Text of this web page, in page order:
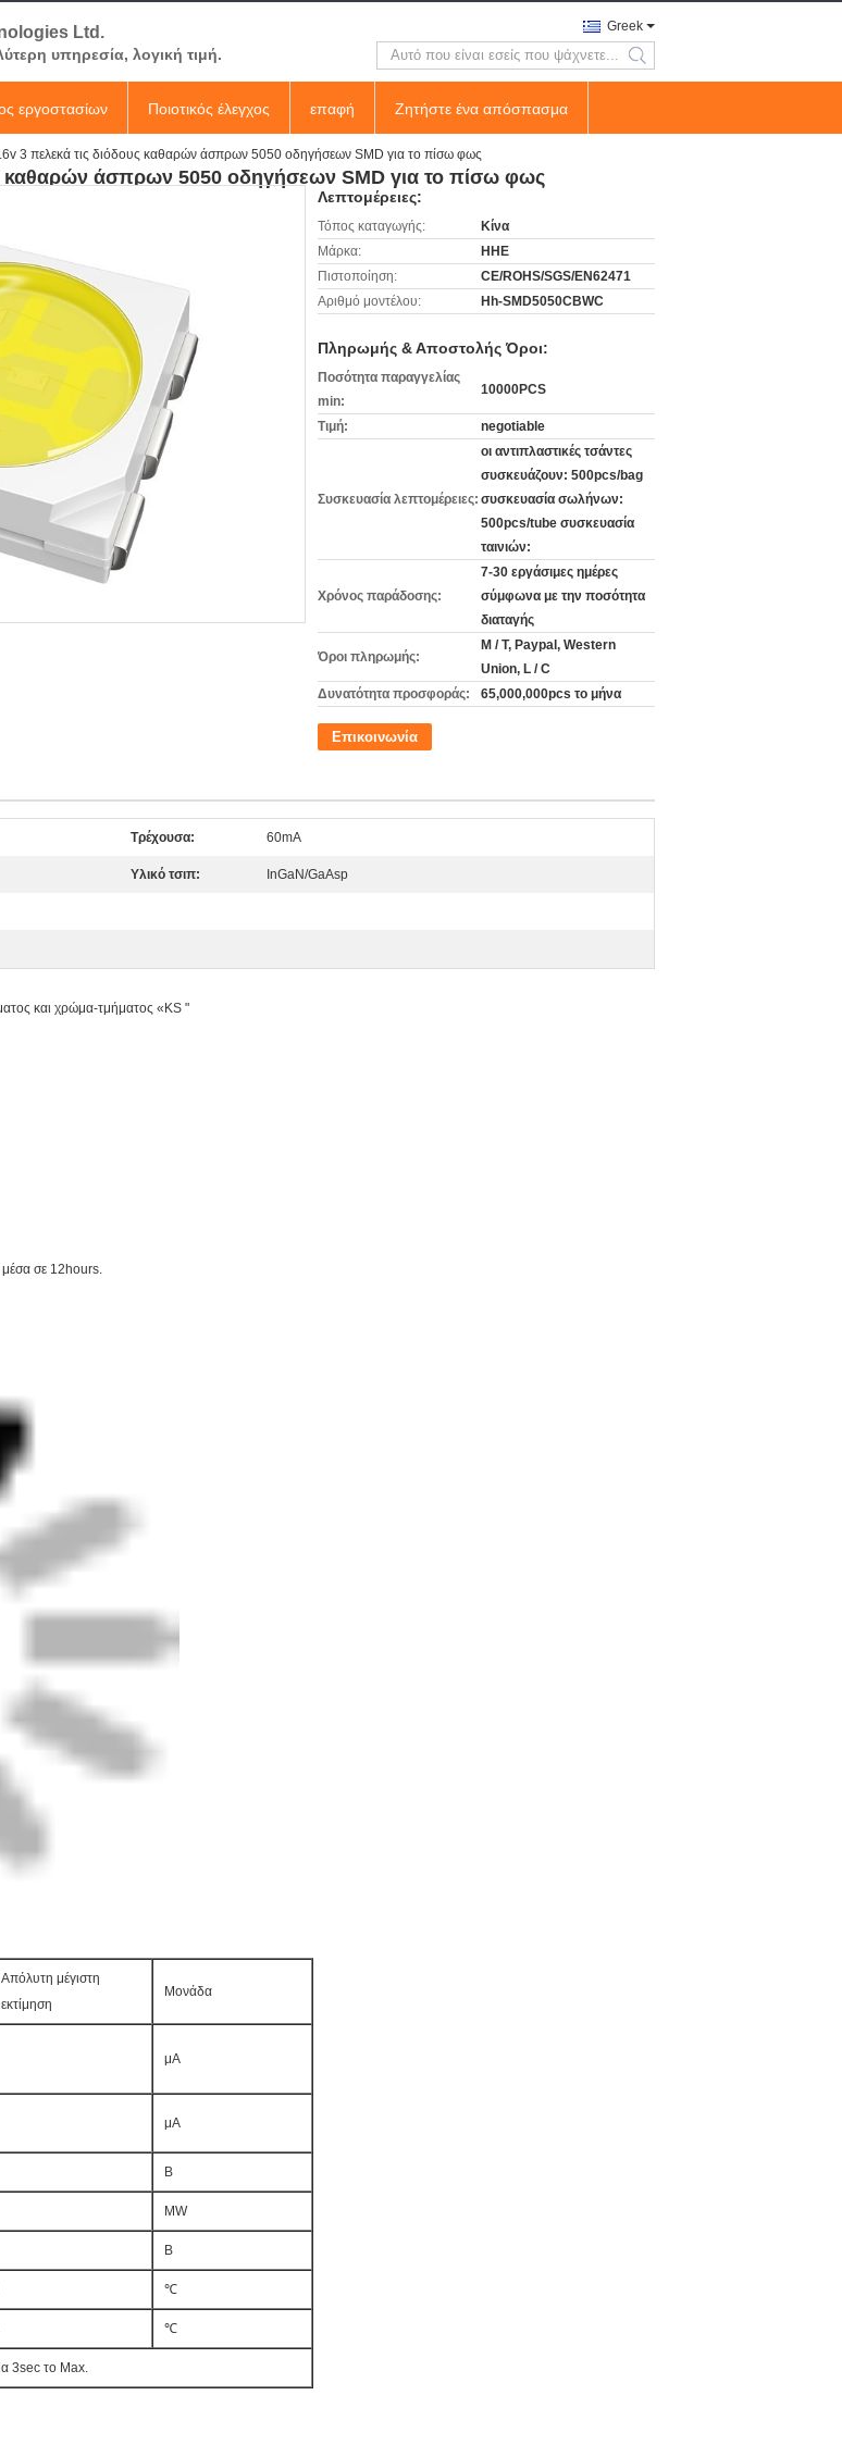
Ltd.
υπηρεσία, λογική τιμή.
Greek
search
εργοστασίων Ποιοτικός έλεγχος επαφή Ζητήστε ένα απόσπασμα
3 πελεκά τις διόδους καθαρών άσπρων 5050 οδηγήσεων SMD για το πίσω φως
καθαρών άσπρων 5050 οδηγήσεων SMD για το πίσω φως
Λεπτομέρειες:
Τόπος καταγωγής:
Κίνα
Μάρκα:
HHE
Πιστοποίηση:
CE/ROHS/SGS/EN62471
Αριθμό μοντέλου:
Hh-SMD5050CBWC
Πληρωμής & Αποστολής Όροι:
Ποσότητα παραγγελίας
min:
10000PCS
Τιμή: negotiable
Συσκευασία λεπτομέρειες:
οι αντιπλαστικές τσάντες
συσκευάζουν: 500pcs/bag
συσκευασία σωλήνων:
500pcs/tube συσκευασία
ταινιών:
Χρόνος παράδοσης:
7-30 εργάσιμες ημέρες
σύμφωνα με την ποσότητα
διαταγής
Όροι πληρωμής:
Μ / Τ, Paypal, Western
Union, L / C
Δυνατότητα προσφοράς:
65,000,000pcs το μήνα
Επικοινωνία
Τρέχουσα: 60mA
Υλικό τσιπ: InGaN/GaAsp
και χρώμα-τμήματος «KS "
μέσα σε 12hours.
Απόλυτη μέγιστη
εκτίμηση
Μονάδα
μΑ
μΑ
Β
MW
Β
℃
℃
3sec το Max.